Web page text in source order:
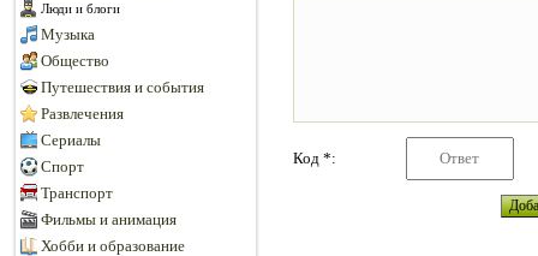
Люди и блоги
Музыка
Общество
Путешествия и события
Развлечения
Сериалы
Спорт
Транспорт
Фильмы и анимация
Хобби и образование
Код *: